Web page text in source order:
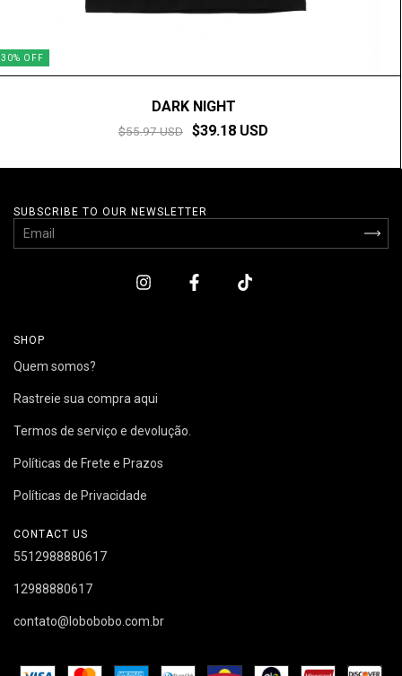
30% OFF
DARK NIGHT
$55.97 USD $39.18 USD
SUBSCRIBE TO OUR NEWSLETTER
SHOP
Quem somos?
Rastreie sua compra aqui
Termos de serviço e devolução.
Políticas de Frete e Prazos
Políticas de Privacidade
CONTACT US
5512988880617
12988880617
contato@lobobobo.com.br